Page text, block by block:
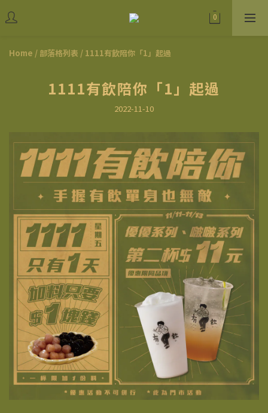
Home / 部落格列表 / 1111有飲陪你「1」起過
1111有飲陪你「1」起過
2022-11-10